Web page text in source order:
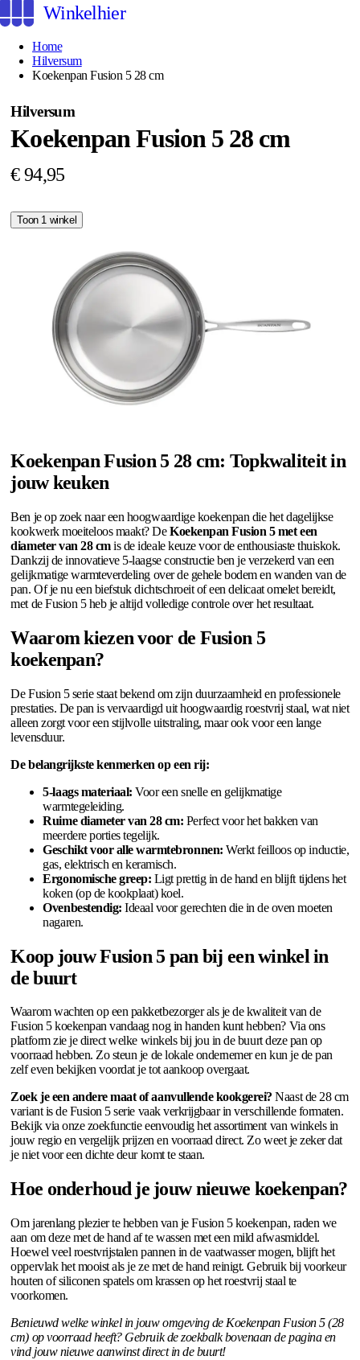
Winkelhier
Home
Hilversum
Koekenpan Fusion 5 28 cm
Hilversum
Koekenpan Fusion 5 28 cm
€ 94,95
Toon 1 winkel
Koekenpan Fusion 5 28 cm: Topkwaliteit in
jouw keuken
Ben je op zoek naar een hoogwaardige koekenpan die het dagelijkse
kookwerk moeiteloos maakt? DeKoekenpan Fusion 5 met een
diameter van 28 cmis de ideale keuze voor de enthousiaste thuiskok.
Dankzij de innovatieve 5-laagse constructie ben je verzekerd van een
gelijkmatige warmteverdeling over de gehele bodem en wanden van de
pan. Of je nu een biefstuk dichtschroeit of een delicaat omelet bereidt,
met de Fusion 5 heb je altijd volledige controle over het resultaat.
Waarom kiezen voor de Fusion 5
koekenpan?
De Fusion 5 serie staat bekend om zijn duurzaamheid en professionele
prestaties. De pan is vervaardigd uit hoogwaardig roestvrij staal, wat niet
alleen zorgt voor een stijlvolle uitstraling, maar ook voor een lange
levensduur.
De belangrijkste kenmerken op een rij:
5-laags materiaal: Voor een snelle en gelijkmatige
warmtegeleiding.
Ruime diameter van 28 cm: Perfect voor het bakken van
meerdere porties tegelijk.
Geschikt voor alle warmtebronnen: Werkt feilloos op inductie,
gas, elektrisch en keramisch.
Ergonomische greep: Ligt prettig in de hand en blijft tijdens het
koken (op de kookplaat) koel.
Ovenbestendig: Ideaal voor gerechten die in de oven moeten
nagaren.
Koop jouw Fusion 5 pan bij een winkel in
de buurt
Waarom wachten op een pakketbezorger als je de kwaliteit van de
Fusion 5 koekenpan vandaag nog in handen kunt hebben? Via ons
platform zie je direct welke winkels bij jou in de buurt deze pan op
voorraad hebben. Zo steun je de lokale ondernemer en kun je de pan
zelf even bekijken voordat je tot aankoop overgaat.
Zoek je een andere maat of aanvullende kookgerei? Naast de 28 cm
variant is de Fusion 5 serie vaak verkrijgbaar in verschillende formaten.
Bekijk via onze zoekfunctie eenvoudig het assortiment van winkels in
jouw regio en vergelijk prijzen en voorraad direct. Zo weet je zeker dat
je niet voor een dichte deur komt te staan.
Hoe onderhoud je jouw nieuwe koekenpan?
Om jarenlang plezier te hebben van je Fusion 5 koekenpan, raden we
aan om deze met de hand af te wassen met een mild afwasmiddel.
Hoewel veel roestvrijstalen pannen in de vaatwasser mogen, blijft het
oppervlak het mooist als je ze met de hand reinigt. Gebruik bij voorkeur
houten of siliconen spatels om krassen op het roestvrij staal te
voorkomen.
Benieuwd welke winkel in jouw omgeving de Koekenpan Fusion 5 (28
cm) op voorraad heeft? Gebruik de zoekbalk bovenaan de pagina en
vind jouw nieuwe aanwinst direct in de buurt!